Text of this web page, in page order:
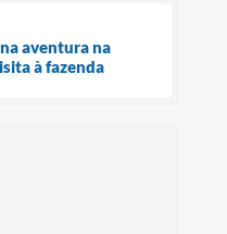
aventura na
à fazenda